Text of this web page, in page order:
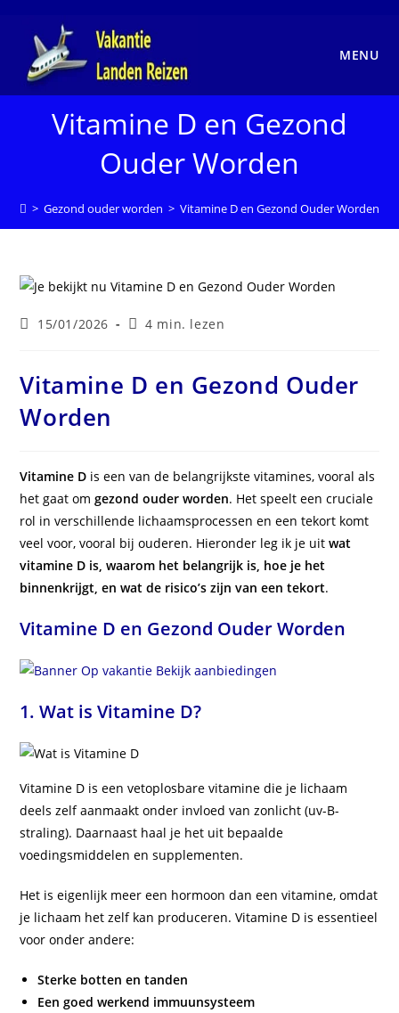
inhoud
MENU
Vitamine D en Gezond
Ouder Worden
> Gezond ouder worden > Vitamine D en Gezond Ouder Worden
Laatste
bericht:
15/01/2026 Leestijd:
4 min. lezen
Vitamine D en Gezond Ouder
Worden
Vitamine D is een van de belangrijkste vitamines, vooral als
het gaat omgezond ouder worden. Het speelt een cruciale
rol in verschillende lichaamsprocessen en een tekort komt
veel voor, vooral bij ouderen. Hieronder leg ik je uitwat
vitamine D is, waarom het belangrijk is, hoe je het
binnenkrijgt, en wat de risico’s zijn van een tekort.
Vitamine D en Gezond Ouder Worden
1. Wat is Vitamine D?
Vitamine D is een vetoplosbare vitamine die je lichaam
deels zelf aanmaakt onder invloed van zonlicht (uv-B-
straling). Daarnaast haal je het uit bepaalde
voedingsmiddelen en supplementen.
Het is eigenlijk meer een hormoon dan een vitamine, omdat
je lichaam het zelf kan produceren. Vitamine D is essentieel
voor onder andere:
Sterke botten en tanden
Een goed werkend immuunsysteem